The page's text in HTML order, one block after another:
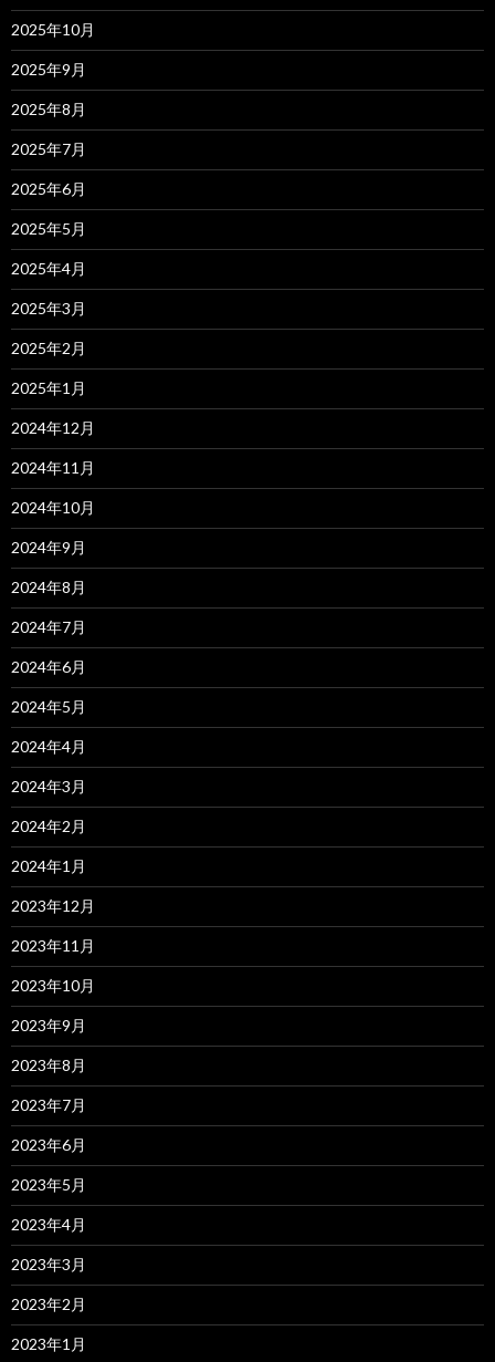
2025年10月
2025年9月
2025年8月
2025年7月
2025年6月
2025年5月
2025年4月
2025年3月
2025年2月
2025年1月
2024年12月
2024年11月
2024年10月
2024年9月
2024年8月
2024年7月
2024年6月
2024年5月
2024年4月
2024年3月
2024年2月
2024年1月
2023年12月
2023年11月
2023年10月
2023年9月
2023年8月
2023年7月
2023年6月
2023年5月
2023年4月
2023年3月
2023年2月
2023年1月